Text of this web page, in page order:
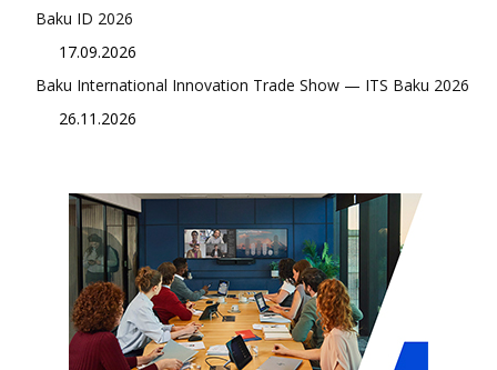
Baku ID 2026
17.09.2026
Baku International Innovation Trade Show — ITS Baku 2026
26.11.2026